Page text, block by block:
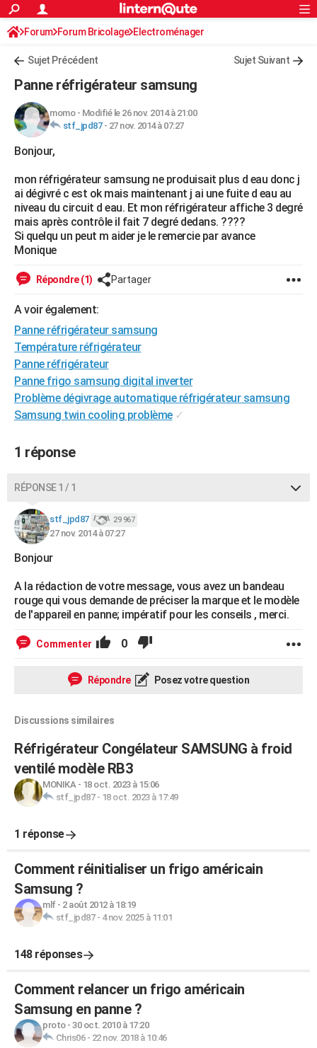
ACTUALITÉS
Politique
Société
Faits Divers
Education
Monde
Villes
+
FINANCE
Retraite
Impôts
Epargne
Immobilier
Risques naturels par ville
Banque
Assurance
Crédit
AUTO
Essais
Réserver un essai
Citadines
Berlines
SUV
Forum auto
+HIGH-TECH
Mobiles
Meilleur smartphone
Internet
Ordinateurs
Jeux vidéo
Guide high-tech
+BRICOLAGE
Forum
Aménagement intérieur
Extérieur
Cuisine
Salle de bains
Jardinage
Rangement
WEEK-END
Guides de France
Escapades
Patrimoine
Expositions
Musées
Week-end nature
+LIFESTYLE
Art de vivre
Bien-être
Loisirs
Mode
Modes de vie
SANTE
VOYAGE
Destinations
City break
Voyage nature
Voyage de noces
Forum
Climat
PHOTO
GUIDES D'ACHAT
BONS PLANS
CARTE DE VOEUX
Carte de Noël
Carte Bonne année
Carte Saint-Valentin
Carte Pâques
Carte d'anniversaire
DICTIONNAIRE
S'inscrire
Se connecter
Lycées
Collèges
Primaires
Universités
Entreprises
Service militaire
Avis de recherche
AVIS DE DÉCÈS
FORUM
Bricolage
Lifestyle
Culture
Sport
Auto
Television
Voyage
Cinema
S'inscrire
Connexion
Forum Forum Bricolage Electroménager
Sujet Précédent Sujet Suivant
Panne réfrigérateur samsung
momo- Modifié le 26 nov. 2014 à 21:00
stf_jpd87- 27 nov. 2014 à 07:27
Bonjour,
mon réfrigérateur samsung ne produisait plus d eau donc j
ai dégivré c est ok mais maintenant j ai une fuite d eau au
niveau du circuit d eau. Et mon réfrigérateur affiche 3 degré
mais après contrôle il fait 7 degré dedans. ????
Si quelqu un peut m aider je le remercie par avance
Monique
Répondre (1) Partager
A voir également:
Panne réfrigérateur samsung
Température réfrigérateur
Panne réfrigérateur
Panne frigo samsung digital inverter
Problème dégivrage automatique réfrigérateur samsung
Samsung twin cooling problème ✓
1 réponse
RÉPONSE 1 / 1
stf_jpd87 29 967
27 nov. 2014 à 07:27
Bonjour
A la rédaction de votre message, vous avez un bandeau
rouge qui vous demande de préciser la marque et le modèle
de l'appareil en panne; impératif pour les conseils , merci.
Commenter 0
Répondre Posez votre question
Discussions similaires
Réfrigérateur Congélateur SAMSUNG à froid
ventilé modèle RB3
MONIKA- 18 oct. 2023 à 15:06
stf_jpd87- 18 oct. 2023 à 17:49
1 réponse
Comment réinitialiser un frigo américain
Samsung ?
mlf- 2 août 2012 à 18:19
stf_jpd87- 4 nov. 2025 à 11:01
148 réponses
Comment relancer un frigo américain
Samsung en panne ?
proto- 30 oct. 2010 à 17:20
Chris06- 22 nov. 2018 à 10:46